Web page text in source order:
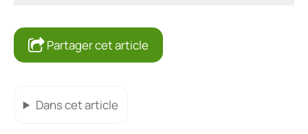
Partager cet article
Dans cet article